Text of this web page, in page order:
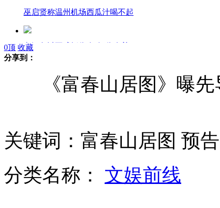
巫启贤称温州机场西瓜汁喝不起
老汉乞讨不成抓伤人称“伤自尊”
“江南七怪柯大侠”病逝
习近平当选中央军委主席
0顶 收藏
分享到：
《富春山居图》曝先
关键词：富春山居图 预
分类名称： 文娱前线